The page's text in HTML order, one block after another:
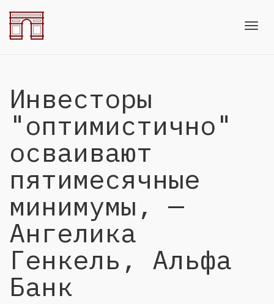
Инвесторы
"оптимистично"
осваивают
пятимесячные
минимумы, —
Ангелика
Генкель, Альфа
Банк